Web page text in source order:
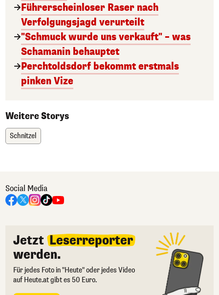
Führerscheinloser Raser nach
Verfolgungsjagd verurteilt
"Schmuck wurde uns verkauft" – was
Schamanin behauptet
Perchtoldsdorf bekommt erstmals
pinken Vize
Weitere Storys
Schnitzel
Social Media
Jetzt Leserreporter
werden.
Für jedes Foto in "Heute" oder jedes Video
auf Heute.at gibt es 50 Euro.